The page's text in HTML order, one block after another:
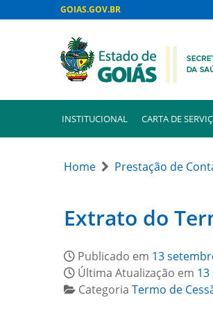
GOIAS.GOV.BR
INSTITUCIONAL CARTA DE
Home Prestação de
Extrato do
Publicado em 13
Última Atualização em
Categoria Termo de